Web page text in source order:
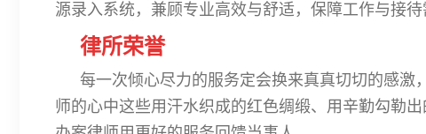
源录入系统，兼顾专业高效与舒适，保障工作与接待
律所荣誉
每一次倾心尽力的服务定会换来真真切切的感
师的心中这些用汗水织成的红色绸缎、用辛勤勾勒